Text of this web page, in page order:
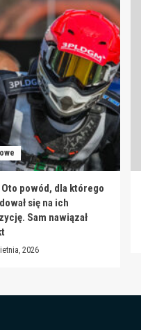
powód, dla którego
się na ich
Sam nawiązał
2026